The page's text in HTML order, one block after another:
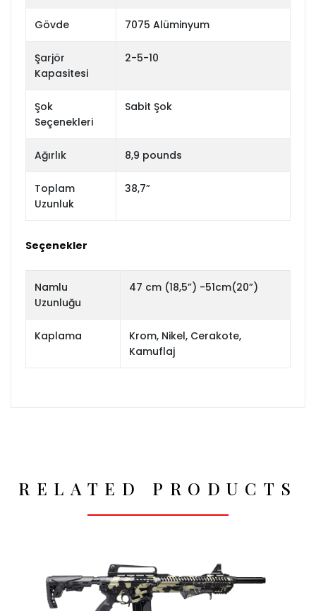
Gövde 7075 Alüminyum
Şarjör
Kapasitesi
2-5-10
Şok
Seçenekleri
Sabit Şok
Ağırlık 8,9 pounds
Toplam
Uzunluk
38,7”
Seçenekler
Namlu
Uzunluğu
47 cm (18,5”) -51cm(20”)
Kaplama
Krom, Nikel, Cerakote,
Kamuflaj
RELATED PRODUCTS